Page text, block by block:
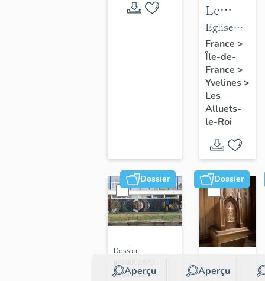
Le
mobilier
de
l'église
Saint-
Nicolas
Eglise
paroissiale
Saint-
Nicolas
France >
Île-de-
France >
Yvelines>
Les
Alluets-
le-Roi
Dossier
Aperçu
Dossier
IM78002670 |
Réalisé par
Dossier
Aperçu
Dossier